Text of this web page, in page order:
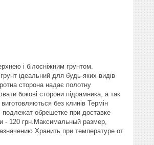
і білосніжним грунтом.
ідеальний для будь-яких видів
сторона надає полотну
бокові сторони підрамника, а так
без клинів Термін
обрешетке при доставке
- 120 грн.Максимальный размер,
Хранить при температуре от